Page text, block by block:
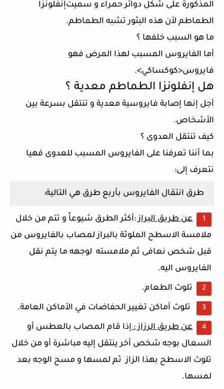
المذكورة على شكل دوائر حمراء و سميتإنفلونزا
الطماطم لأن هذه البثور تشبه الطماطم.
ما هو السبب خلفها ؟
أما الفايروس المسبب لهذا المرض فهو
فايروس<كوكساكي>.
هل إنفلونزا الطماطم معدية ؟
أجل إنها إصابة فايروسية معدية و تنتقل بسرعة بين
الأشخاص.
كيف تنتقل العدوى ؟
بما أننا تعرفنا على الفايروس المسبب للعدوى فهيا
نتعرف إلى:
طرق انتقال الفايروس بأربع طرق هي التالية:
عن طريق البراز:أكثر الطرق شيوعاً و تتم من خلال
ملامسة الاسطح الملوثة بالبراز لمصاب بالفايروس من
قبل شخص نعافى ثم ملامسته لوجهه ما يتم نقل
الفايروس اليه.
تلوث الطعام.
تلوث أماكن تغيير الحفاضات في الأماكن العامة.
عن طريق الرزاز :إذا قام المصاب بالعطس أو
السعال بوجه شخص أخر ينتقل إليه مباشرة أو من خلال
تلوث الاسطح بهذا الزاز ثم لمسها و مسح الوجه بعد
لمسها.